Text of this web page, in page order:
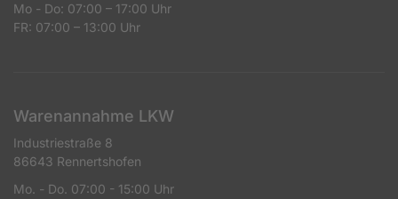
Mo - Do: 07:00 – 17:00 Uhr
FR: 07:00 – 13:00 Uhr
Warenannahme LKW
Industriestraße 8
86643 Rennertshofen
Mo. - Do. 07:00 - 15:00 Uhr